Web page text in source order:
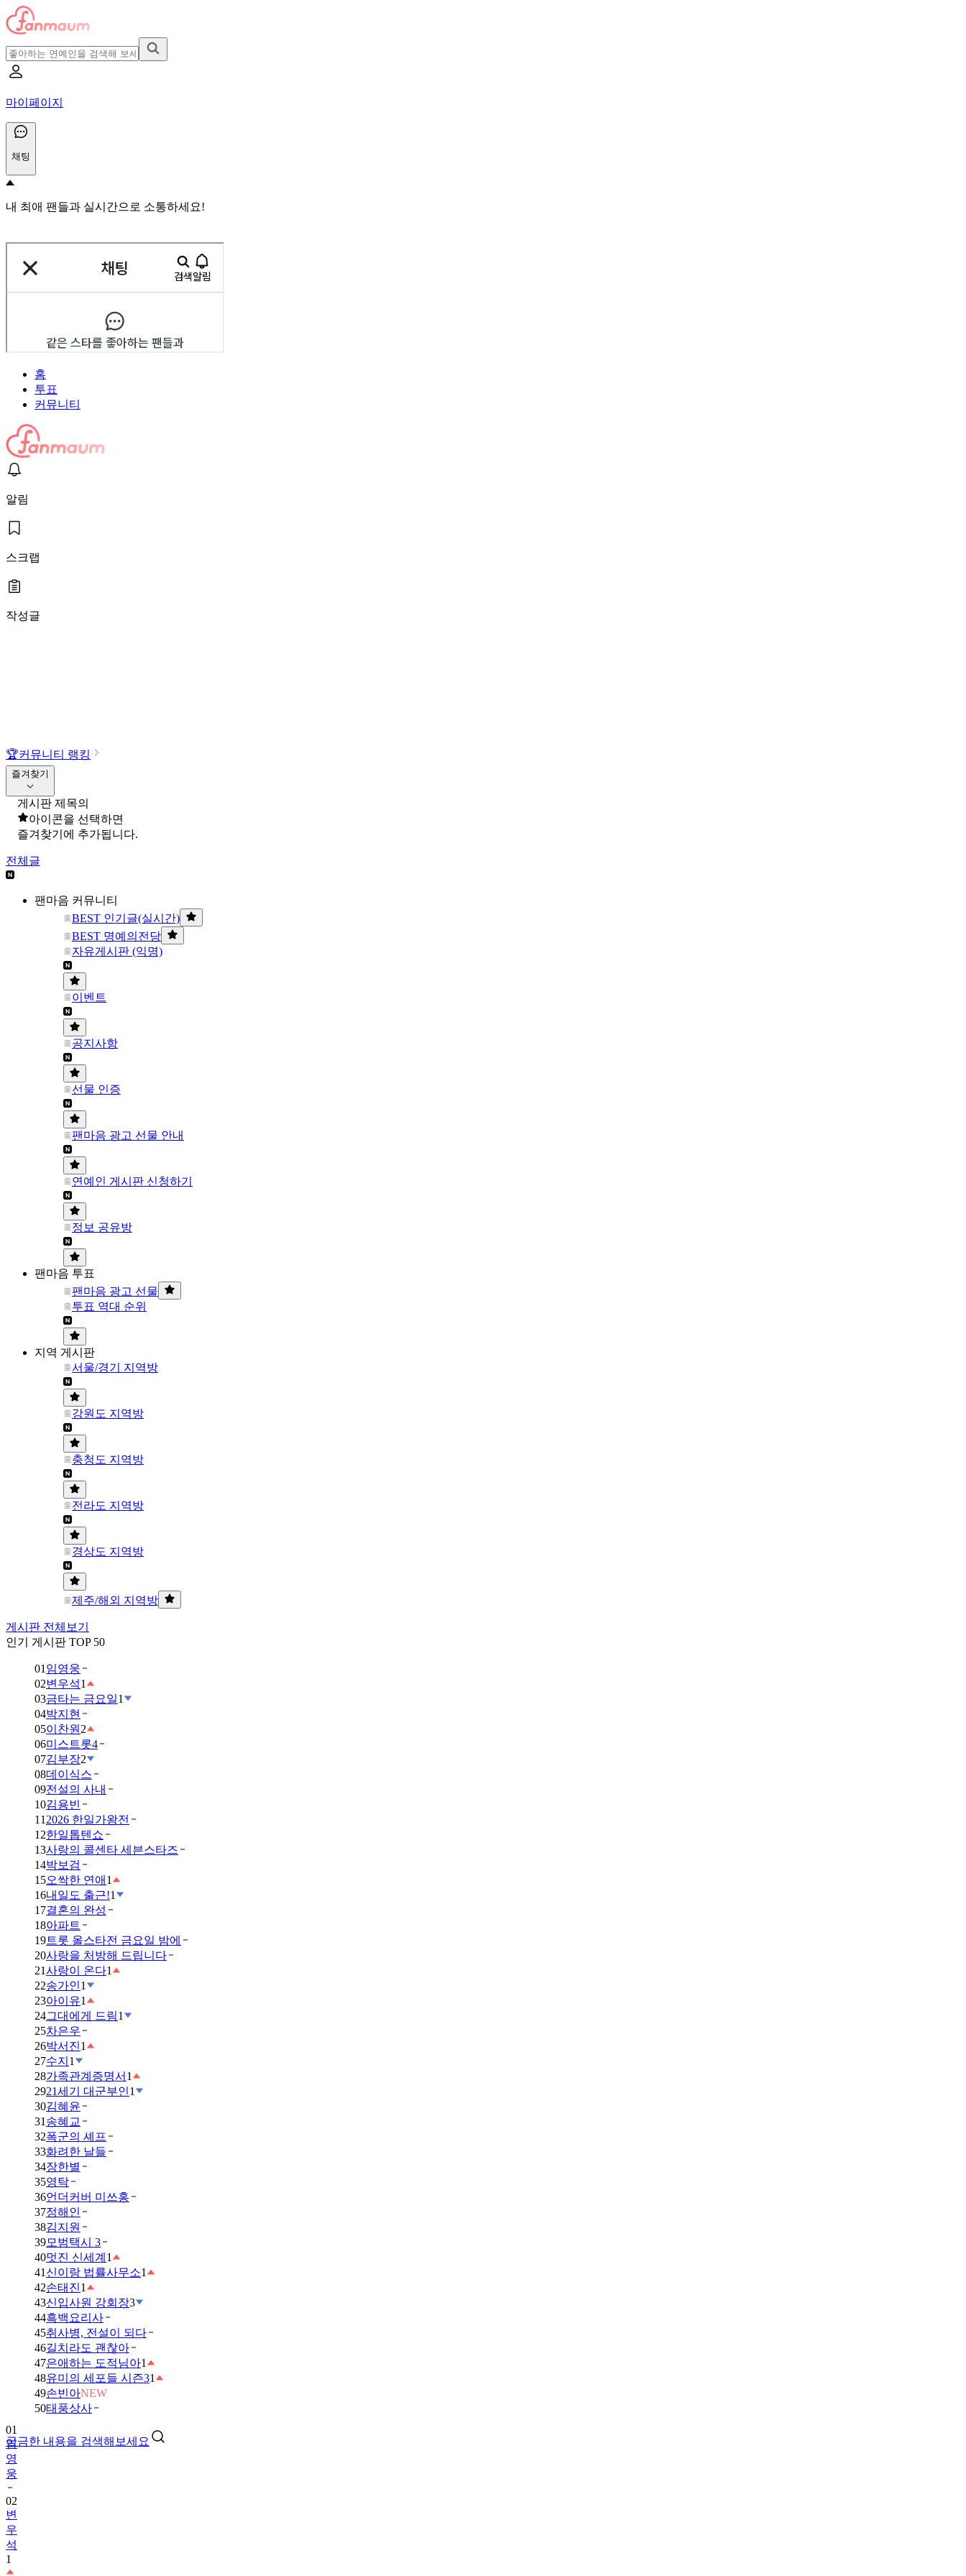
마이페이지
채팅
내 최애 팬들과 실시간으로 소통하세요!
홈
투표
커뮤니티
알림
스크랩
작성글
🏆커뮤니티 랭킹
즐겨찾기
게시판 제목의
아이콘을 선택하면
즐겨찾기에 추가됩니다.
전체글
팬마음 커뮤니티
BEST 인기글(실시간)
BEST 명예의전당
자유게시판 (익명)
이벤트
공지사항
선물 인증
팬마음 광고 선물 안내
연예인 게시판 신청하기
정보 공유방
팬마음 투표
팬마음 광고 선물
투표 역대 순위
지역 게시판
서울/경기 지역방
강원도 지역방
충청도 지역방
전라도 지역방
경상도 지역방
제주/해외 지역방
게시판 전체보기
인기 게시판 TOP 50
01 임영웅
02변우석1
03금타는 금요일1
04박지현
05이찬원 2
06미스트롯4
07김부장2
08데이식스
09전설의 사내
10김용빈
11 2026 한일가왕전
12한일톱텐쇼
13사랑의 콜센타 세븐스타즈
14박보검
15오싹한 연애 1
16내일도 출근!1
17결혼의 완성
18아파트
19트롯 올스타전 금요일 밤에
20사랑을 처방해 드립니다
21사랑이 온다1
22송가인1
23아이유1
24그대에게 드림1
25차은우
26박서진1
27수지 1
28가족관계증명서 1
2921세기 대군부인1
30김혜윤
31 송혜교
32폭군의 셰프
33화려한 날들
34장한별
35영탁
36언더커버 미쓰홍
37정해인
38김지원
39모범택시 3
40멋진 신세계 1
41 신이랑 법률사무소1
42손태진1
43신입사원 강회장3
44흑백요리사
45취사병, 전설이 되다
46길치라도 괜찮아
47은애하는 도적님아1
48유미의 세포들 시즌31
49손빈아NEW
50태풍상사
궁금한 내용을 검색해보세요
영
웅
02
변
우
석
1
03
금